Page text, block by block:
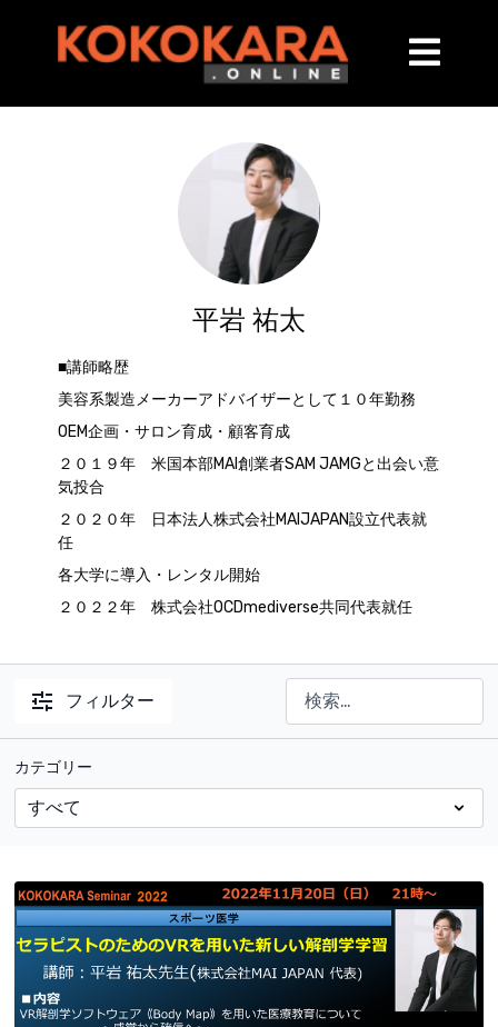
平岩 祐太
■講師略歴
美容系製造メーカーアドバイザーとして１０年勤務
OEM企画・サロン育成・顧客育成
２０１９年 米国本部MAI創業者SAM JAMGと出会い意
気投合
２０２０年 日本法人株式会社MAIJAPAN設立代表就
任
各大学に導入・レンタル開始
２０２２年 株式会社OCDmediverse共同代表就任
フィルター
カテゴリー